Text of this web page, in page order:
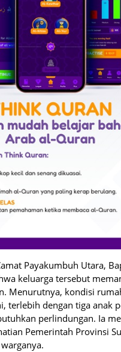
Payakumbuh Utara,
keluarga tersebut
Menurutnya, kondisi
terlebih dengan tiga anak
perlindungan. Ia
Pemerintah Provinsi